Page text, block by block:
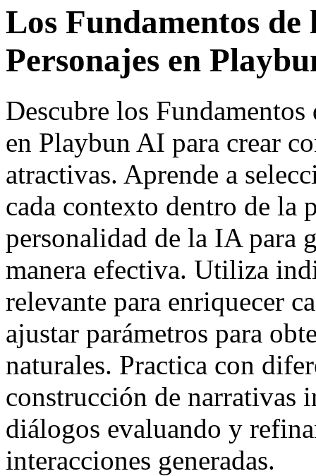
Los Fundamentos
Personajes en
Descubre los
en Playbun AI para crear
atractivas. Aprende a
cada contexto dentro de la
personalidad de la IA para
manera efectiva. Utiliza
relevante para enriquecer
ajustar parámetros para
naturales. Practica con
construcción de narrativas
diálogos evaluando y
interacciones generadas.